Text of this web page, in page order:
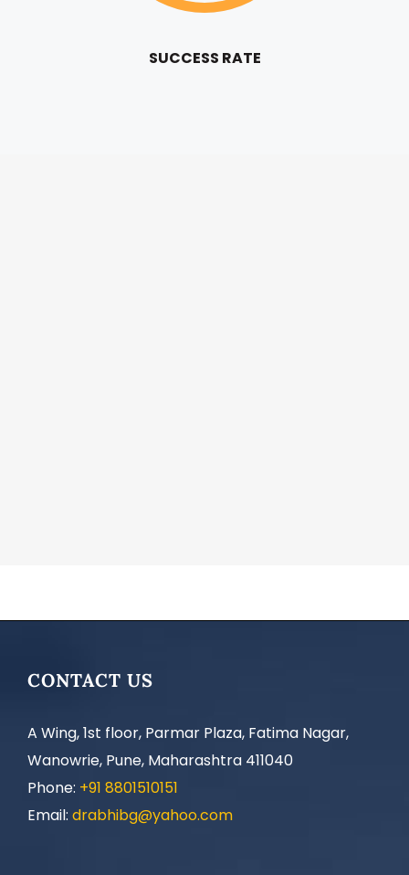
SUCCESS RATE
CONTACT US
A Wing, 1st floor, Parmar Plaza, Fatima Nagar,
Wanowrie, Pune, Maharashtra 411040
Phone: +91 8801510151
Email: drabhibg@yahoo.com